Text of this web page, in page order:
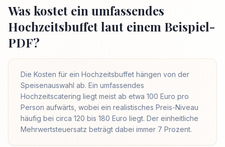
Was kostet ein umfassendes
Hochzeitsbuffet laut einem Beispiel-
PDF?
Die Kosten für ein Hochzeitsbuffet hängen von der
Speisenauswahl ab. Ein umfassendes
Hochzeitscatering liegt meist ab etwa 100 Euro pro
Person aufwärts, wobei ein realistisches Preis-Niveau
häufig bei circa 120 bis 180 Euro liegt. Der einheitliche
Mehrwertsteuersatz beträgt dabei immer 7 Prozent.